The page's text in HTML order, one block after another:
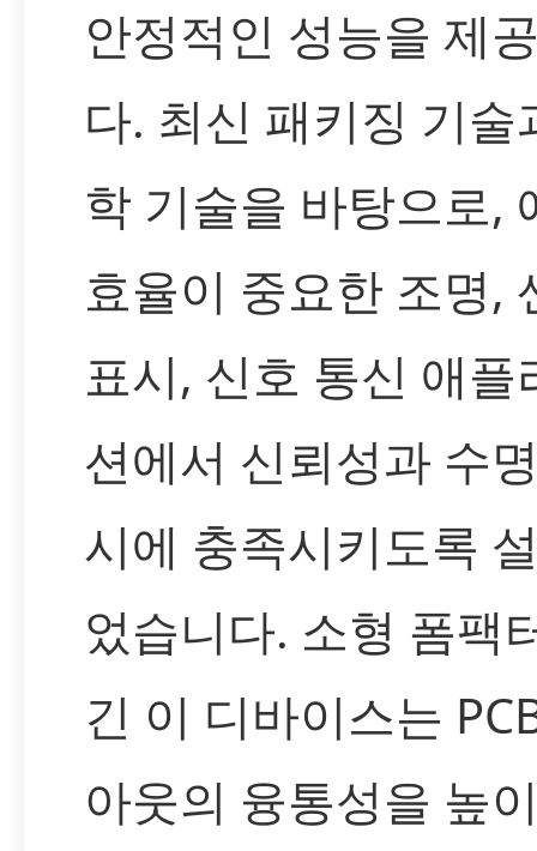
안정적인 성능을 제
다. 최신 패키징 기술
학 기술을 바탕으로,
효율이 중요한 조명,
표시, 신호 통신 애플
션에서 신뢰성과 수
시에 충족시키도록
었습니다. 소형 폼팩
긴 이 디바이스는
아웃의 융통성을 높